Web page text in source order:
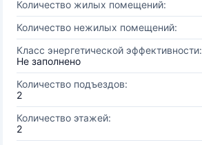
Количество жилых помещений:
Количество нежилых помещений:
Класс энергетической эффективности:
Не заполнено
Количество подъездов:
2
Количество этажей:
2